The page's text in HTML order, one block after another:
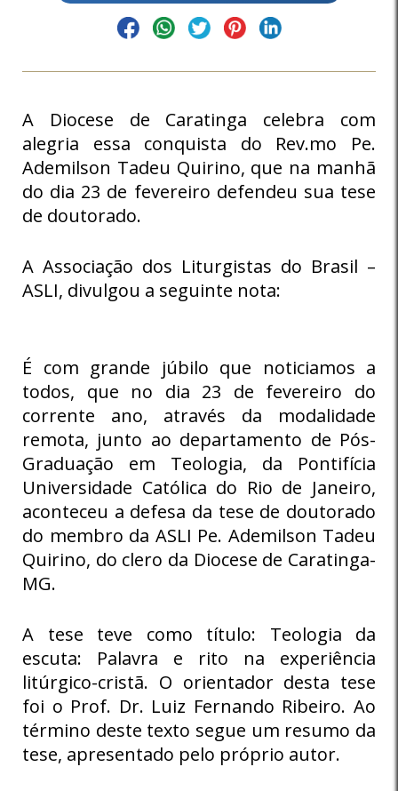
A Diocese de Caratinga celebra com
alegria essa conquista do Rev.mo Pe.
Ademilson Tadeu Quirino, que na manhã
do dia 23 de fevereiro defendeu sua tese
de doutorado.
A Associação dos Liturgistas do Brasil –
ASLI, divulgou a seguinte nota:
É com grande júbilo que noticiamos a
todos, que no dia 23 de fevereiro do
corrente ano, através da modalidade
remota, junto ao departamento de Pós-
Graduação em Teologia, da Pontifícia
Universidade Católica do Rio de Janeiro,
aconteceu a defesa da tese de doutorado
do membro da ASLI Pe. Ademilson Tadeu
Quirino, do clero da Diocese de Caratinga-
MG.
A tese teve como título: Teologia da
escuta: Palavra e rito na experiência
litúrgico-cristã. O orientador desta tese
foi o Prof. Dr. Luiz Fernando Ribeiro. Ao
término deste texto segue um resumo da
tese, apresentado pelo próprio autor.